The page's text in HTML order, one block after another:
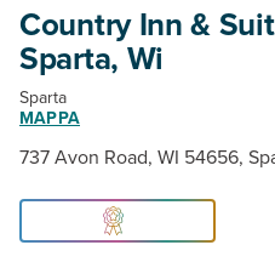
Country Inn &
Sparta, Wi
Sparta
MAPPA
737 Avon Road, WI 54656,